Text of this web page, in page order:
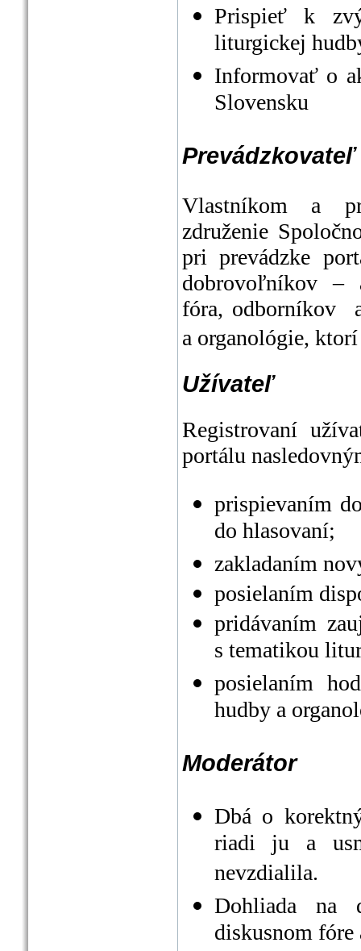
Prispieť k
liturgickej
Informovať o
Slovensku
Prevádzkovateľ
Vlastníkom a
združenie
pri prevádzke
dobrovoľníkov –
fóra, odborníkov
a organológie,
Užívateľ
Registrovaní
portálu
prispievaním
do hlasovaní;
zakladaním
posielaním
pridávaním
s tematikou
posielaním
hudby a
Moderátor
Dbá o
riadi ju a
nevzdialila.
Dohliada na
diskusnom